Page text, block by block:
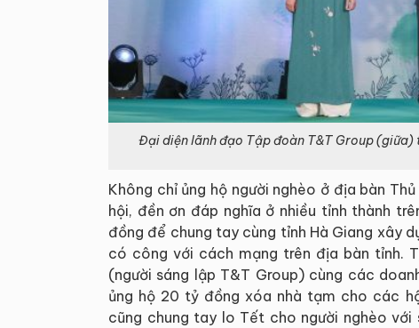
Đại diện lãnh đạo Tập đoàn T&T Group (giữa)
Không chỉ ủng hộ người nghèo ở địa bàn
hội, đền ơn đáp nghĩa ở nhiều tỉnh thành
đồng để chung tay cùng tỉnh Hà Giang xây
có công với cách mạng trên địa bàn tỉnh.
(người sáng lập T&T Group) cùng các
ủng hộ 20 tỷ đồng xóa nhà tạm cho các
cũng chung tay lo Tết cho người nghèo